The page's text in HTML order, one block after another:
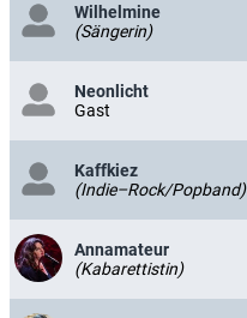
Wilhelmine
(Sängerin)
Neonlicht
Gast
Kaffkiez
(Indie–Rock/Popband)
Annamateur
(Kabarettistin)